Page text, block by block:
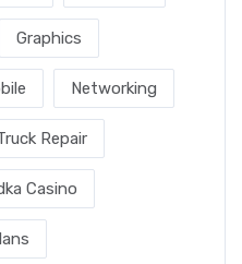
Graphics
Networking
Repair
Casino